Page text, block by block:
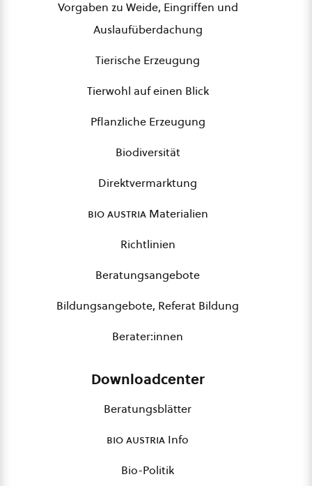
Vorgaben zu Weide, Eingriffen und
Auslaufüberdachung
Tierische Erzeugung
Tierwohl auf einen Blick
Pflanzliche Erzeugung
Biodiversität
Direktvermarktung
bio austriaMaterialien
Richtlinien
Beratungsangebote
Bildungsangebote, Referat Bildung
Berater:innen
Downloadcenter
Beratungsblätter
bio austria Info
Bio-Politik